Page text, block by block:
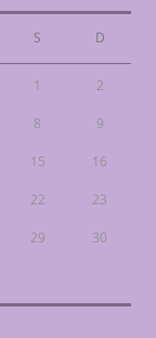
S D
1 2
8 9
15 16
22 23
29 30